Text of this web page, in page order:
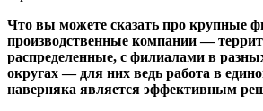
Что вы можете сказать про крупные
производственные компании —
распределенные, с филиалами в
округах — для них ведь работа в
наверняка является эффективным